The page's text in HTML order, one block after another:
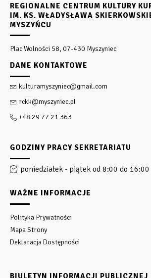
REGIONALNE CENTRUM KULTURY
IM. KS. WŁADYSŁAWA
MYSZYŃCU
Plac Wolności 58, 07-430 Myszyniec
DANE KONTAKTOWE
kulturamyszyniec@gmail.com
rckk@myszyniec.pl
+48 29 77 21 363
GODZINY PRACY SEKRETARIATU
poniedziałek - piątek od 8:00 do 16:00
WAŻNE INFORMACJE
Polityka Prywatności
Mapa Strony
Deklaracja Dostępności
BIULETYN INFORMACJI PUBLICZNEJ